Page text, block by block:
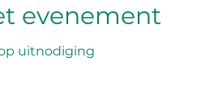
evenement
uitnodiging